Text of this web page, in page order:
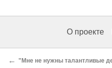
О проекте
←